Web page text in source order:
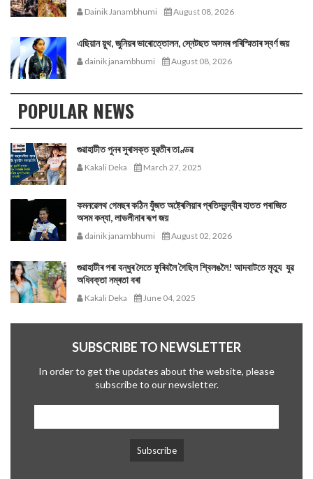
Dainik Janambhumi August 08, 2026
এছিয়ান য়ুথ, জুনিয়ৰ ভাৰোত্তোলন, স্নেটছত অসমৰ পৰিস্মিতাৰ স্বৰ্ণ জয়
dainik janambhumi August 08, 2026
POPULAR NEWS
গুৱাহাটীত পুনৰ সুৰাসক্ত যুৱতীৰ তাণ্ডৱ
Kakali Deka March 27, 2025
কমনৱেলথ গেমছৰ কঠিন যুঁজত অষ্ট্ৰেলিয়াৰ প্ৰতিদ্বন্দ্বীৰ হাতত পৰাজিত
অসম কন্যা, লাভলীনাৰ ৰূপ জয়
dainik janambhumi August 02, 2026
গুৱাহাটীৰ পৰা বন্ধুৰ সৈতে ফুৰিবলৈ গৈছিল শ্বিলঙলৈ! আদবাটতে মৃত্যু যুৱ
অধিবক্তা নম্ৰতা বৰা
Kakali Deka June 04, 2025
SUBSCRIBE TO NEWSLETTER
In order to get the updates about the website, please
subscribe to our newsletter.